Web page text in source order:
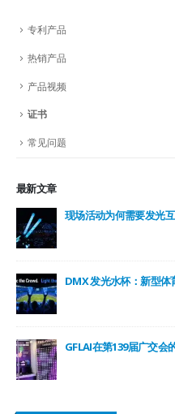
专利产品
热销产品
产品视频
证书
常见问题
最新文章
现场活动为何需要发光
DMX 发光水杯：新型体
GFLAI在第139届广交会